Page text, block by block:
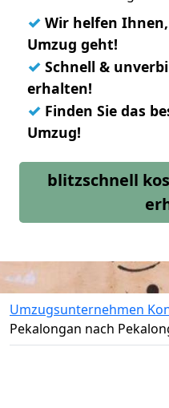
✓ Wir helfen
Umzug geht!
✓ Schnell &
erhalten!
✓ Finden Sie das
Umzug!
blitzschnell
Umzugsunternehmen
Pekalongan nach